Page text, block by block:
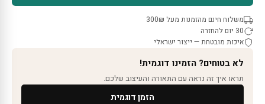
משלוח חינם מהזמנות מעל 300₪
30 יום להחזרה
איכות מובטחת — ייצור ישראלי
לא בטוחים? הזמינו דוגמית!
תראו איך זה נראה עם התאורה והעיצוב שלכם.
הזמן דוגמית